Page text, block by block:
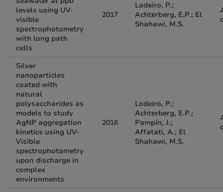
levels using UV-
visible
spectrophotometry
with long path
cells
2017
Lodeiro, P.;
Achterberg, E.P.; El
Shahawi, M.S.
Silver
nanoparticles
coated with
natural
polysaccharides as
models to study
AgNP aggregation
kinetics using UV-
Visible
spectrophotometry
upon discharge in
complex
environments
2016
Lodeiro, P.;
Achterberg, E.P.;
Pampín, J.;
Affatati, A.; El
Shahawi, M.S.